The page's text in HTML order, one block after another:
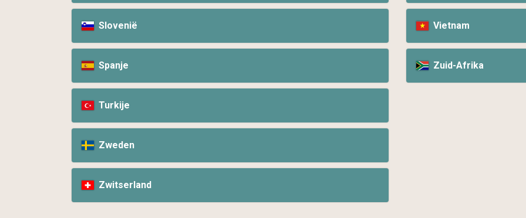
Slovenië
Spanje
Turkije
Zweden
Zwitserland
Vietnam
Zuid-Afrika